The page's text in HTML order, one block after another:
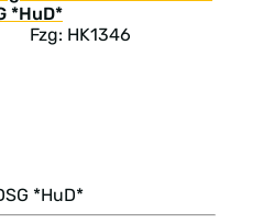
Fzg: HK1346
*HuD*